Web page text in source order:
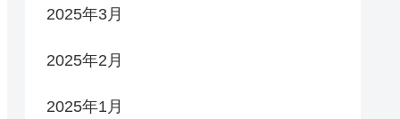
2025年3月
2025年2月
2025年1月